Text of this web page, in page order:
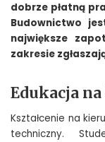
dobrze płatną
Budownictwo
największe
zakresie
Edukacja
Kształcenie na
techniczny.